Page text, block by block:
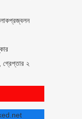
গ্রেপ্তার ২